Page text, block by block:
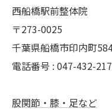
西船橋駅前整体院
〒273-0025
千葉県船橋市印内町
電話番号 : 047-432-
股関節・膝・足など